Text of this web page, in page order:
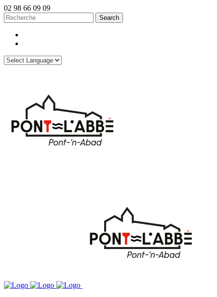
02 98 66 09 09